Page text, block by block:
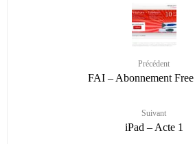
Précédent
FAI – Abonnement
Suivant
iPad – Acte 1